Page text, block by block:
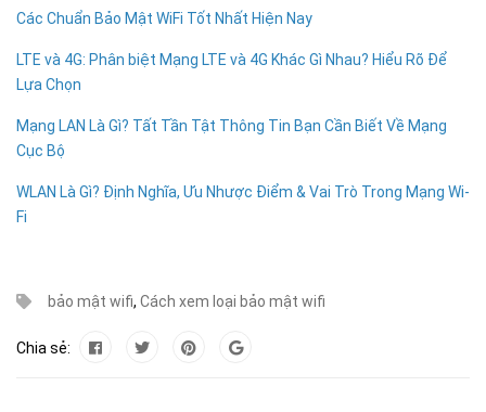
Các Chuẩn Bảo Mật WiFi Tốt Nhất Hiện Nay
LTE và 4G: Phân biệt Mạng LTE và 4G Khác Gì Nhau? Hiểu Rõ Để
Lựa Chọn
Mạng LAN Là Gì? Tất Tần Tật Thông Tin Bạn Cần Biết Về Mạng
Cục Bộ
WLAN Là Gì? Định Nghĩa, Ưu Nhược Điểm & Vai Trò Trong Mạng Wi-
Fi
bảo mật wifi, Cách xem loại bảo mật wifi
Chia sẻ: